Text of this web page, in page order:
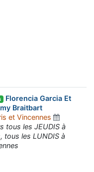
Florencia Garcia Et
Braitbart
et Vincennes
tous les JEUDIS à
tous les LUNDIS à